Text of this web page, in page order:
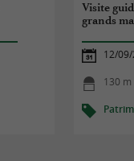
Visite
grands
12/
130 m